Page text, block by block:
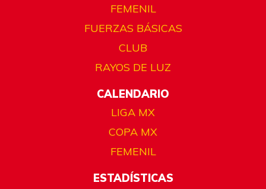
FEMENIL
FUERZAS BÁSICAS
CLUB
RAYOS DE LUZ
CALENDARIO
LIGA MX
COPA MX
FEMENIL
ESTADÍSTICAS